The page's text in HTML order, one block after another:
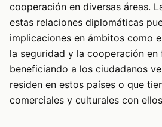
cooperación en diversas áreas.
estas relaciones diplomáticas
implicaciones en ámbitos como
la seguridad y la cooperación
beneficiando a los ciudadanos
residen en estos países o que
comerciales y culturales con